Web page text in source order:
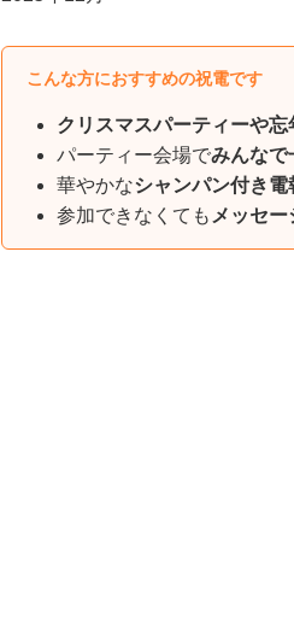
こんな方におすすめの祝電です
クリスマスパーティーや忘
パーティー会場でみんなで
華やかなシャンパン付き電
参加できなくても メッセ